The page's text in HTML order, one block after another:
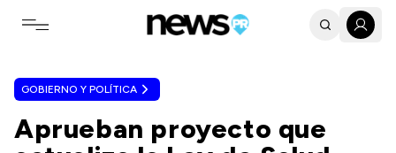
Toggle navigation menu
GOBIERNO Y POLÍTICA
Aprueban proyecto que